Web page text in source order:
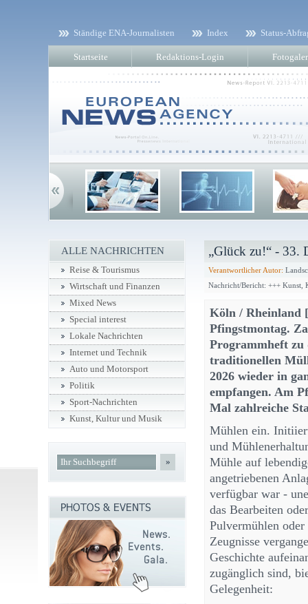
Ständige ENA-Journalisten Index Status-
Startseite Redaktions-Login
„Glück zu!“ - 33.
Verantwortlicher Autor:
Nachricht/Bericht: +++ Kunst,
Köln / Rheinland
Pfingstmontag.
Programmheft
traditionellen
2026 wieder in
empfangen. Am
Mal zahlreiche
Mühlen ein.
und
Mühle auf
angetriebenen
verfügbar war -
das Bearbeiten
Pulvermühlen
Zeugnisse
Geschichte
zugänglich sind,
Gelegenheit:
ALLE NACHRICHTEN
Reise & Tourismus
Wirtschaft und Finanzen
Mixed News
Special interest
Lokale Nachrichten
Internet und Technik
Auto und Motorsport
Politik
Sport-Nachrichten
Kunst, Kultur und Musik
»